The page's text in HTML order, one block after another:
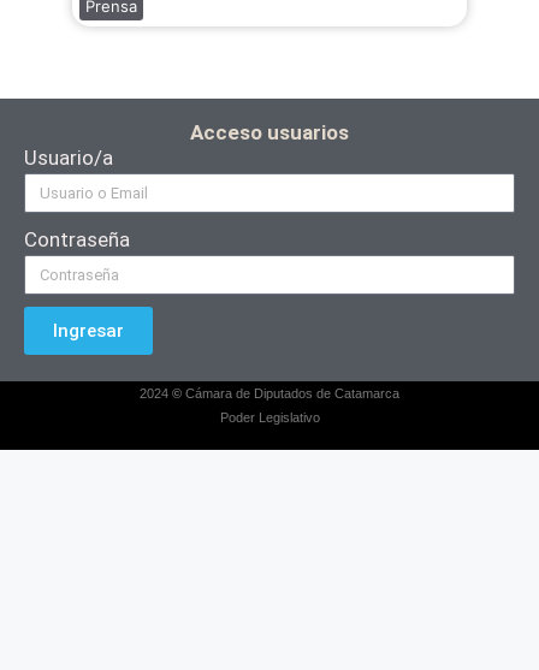
Prensa
Acceso usuarios
Usuario/a
Contraseña
Ingresar
2024 © Cámara de Diputados de Catamarca
Poder Legislativo